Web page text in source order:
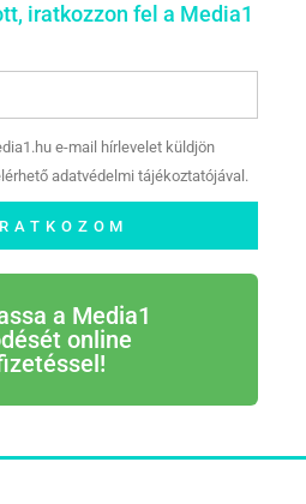
iratkozzon fel a Media1
e-mail hírlevelet küldjön
adatvédelmi tájékoztatójával.
a Media1
online